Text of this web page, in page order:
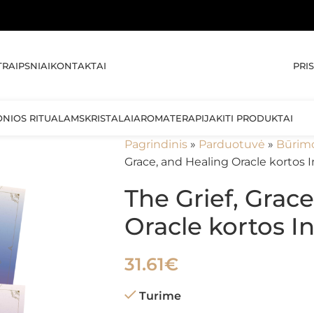
🚚
KONTAKTAI
RITUALAMSKRISTALAIAROMATERAPIJAKITI PRODUKTAI
Pagrindinis» Parduotuvė »
Grace, and Healing Oracle kortos
The Grief,
Oracle kortos
31.61€
Turime